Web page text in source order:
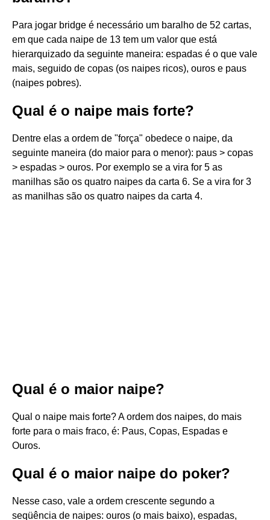
Para jogar bridge é necessário um baralho de 52 cartas,
em que cada naipe de 13 tem um valor que está
hierarquizado da seguinte maneira: espadas é o que vale
mais, seguido de copas (os naipes ricos), ouros e paus
(naipes pobres).
Qual é o naipe mais forte?
Dentre elas a ordem de "força" obedece o naipe, da
seguinte maneira (do maior para o menor): paus > copas
> espadas > ouros. Por exemplo se a vira for 5 as
manilhas são os quatro naipes da carta 6. Se a vira for 3
as manilhas são os quatro naipes da carta 4.
Qual é o maior naipe?
Qual o naipe mais forte? A ordem dos naipes, do mais
forte para o mais fraco, é: Paus, Copas, Espadas e
Ouros.
Qual é o maior naipe do poker?
Nesse caso, vale a ordem crescente segundo a
seqüência de naipes: ouros (o mais baixo), espadas,